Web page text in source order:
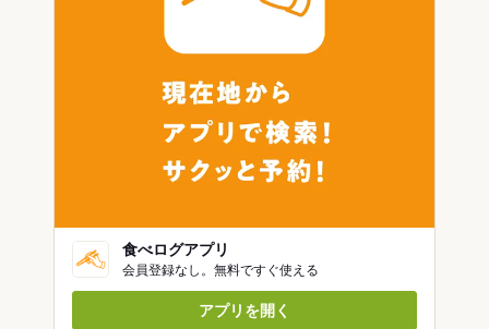
食べログアプリ
会員登録なし。無料ですぐ使える
アプリを開く